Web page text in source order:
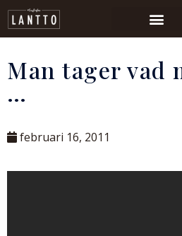
Man tager vad
…
februari 16, 2011